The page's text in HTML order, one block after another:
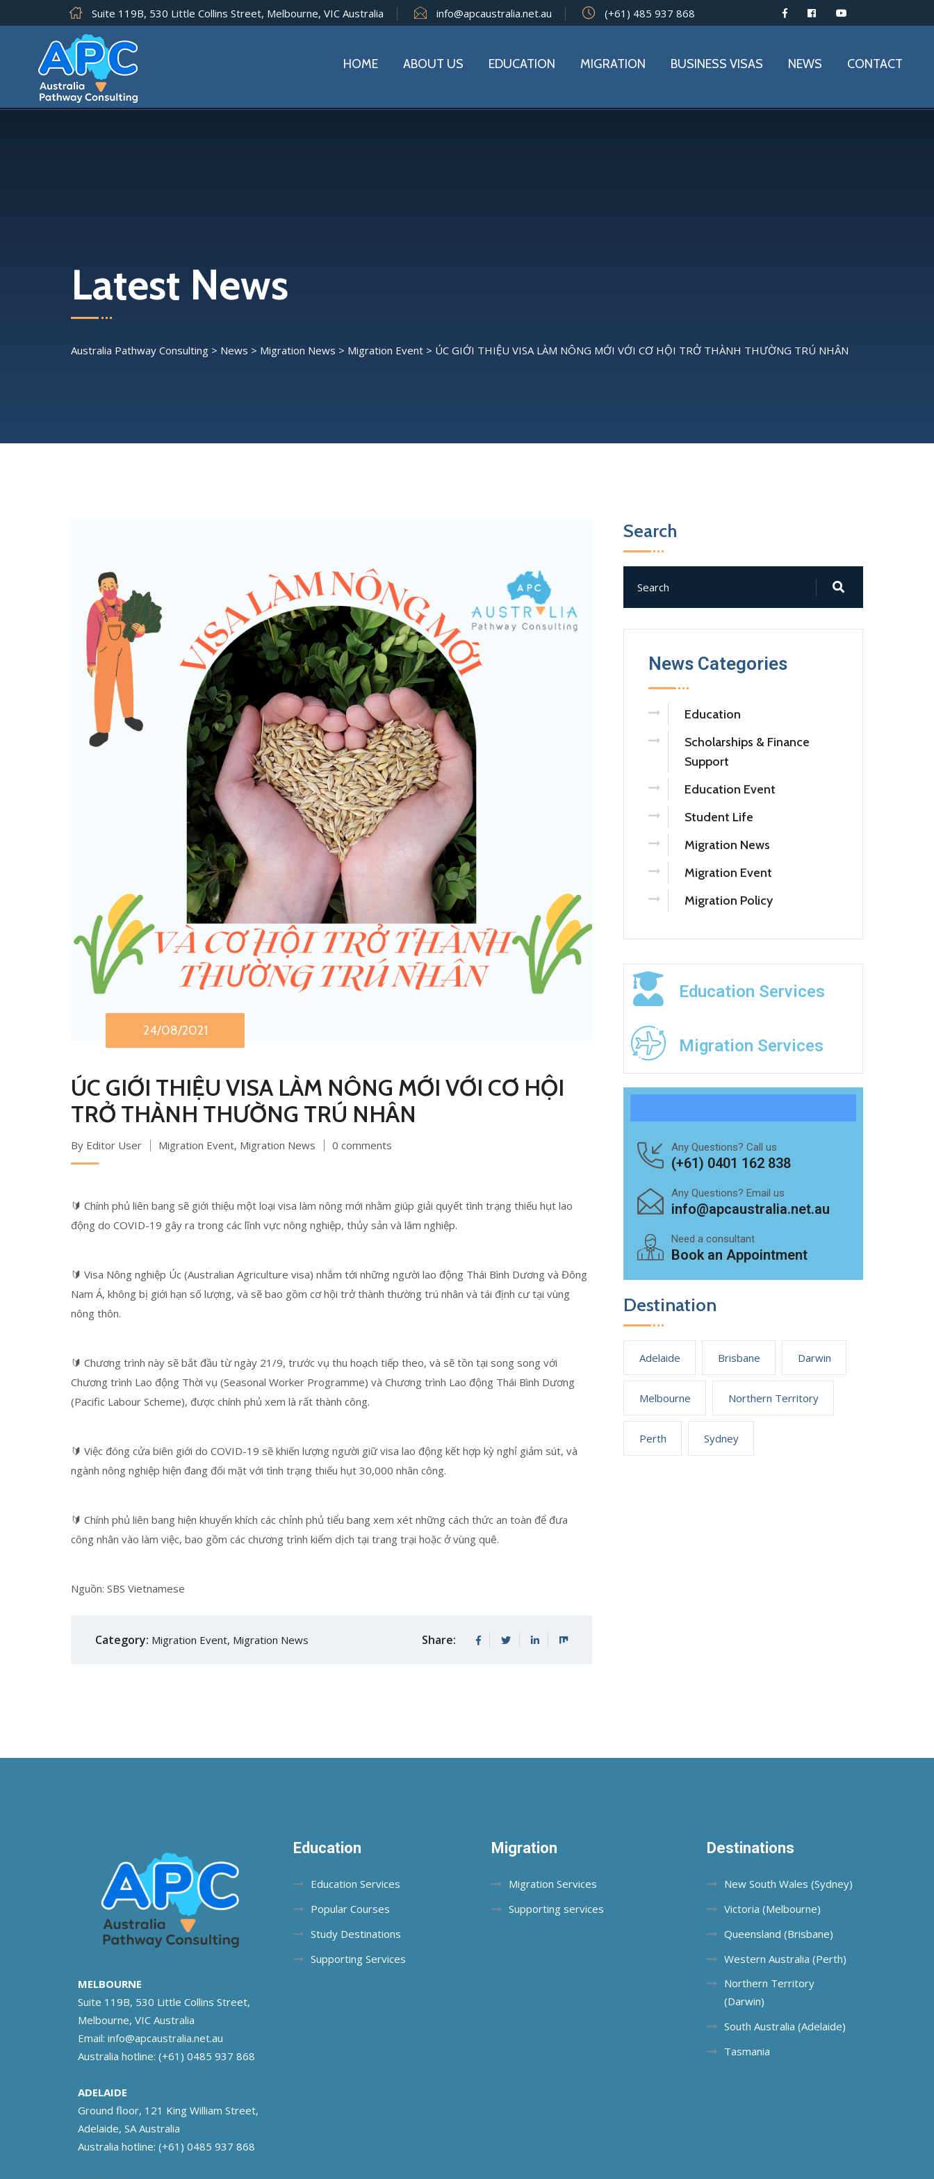
Suite 119B, 530 Little Collins Street, Melbourne, VIC Australia info@apcaustralia.net.au (+61) 485 937 868
HOME ABOUT US EDUCATION MIGRATION BUSINESS VISAS NEWS CONTACT
Latest News
Australia Pathway Consulting > News > Migration News > Migration Event > ÚC GIỚI THIỆU VISA LÀM NÔNG MỚI VỚI CƠ HỘI TRỞ THÀNH THƯỜNG TRÚ NHÂN
24/08/2021
ÚC GIỚI THIỆU VISA LÀM NÔNG MỚI VỚI CƠ HỘI
TRỞ THÀNH THƯỜNG TRÚ NHÂN
By Editor User Migration Event, Migration News 0 comments
🔰 Chính phủ liên bang sẽ giới thiệu một loại visa làm nông mới nhằm giúp giải quyết tình trạng thiếu hụt lao
động do COVID-19 gây ra trong các lĩnh vực nông nghiệp, thủy sản và lâm nghiệp.
🔰 Visa Nông nghiệp Úc (Australian Agriculture visa) nhắm tới những người lao động Thái Bình Dương và Đông
Nam Á, không bị giới hạn số lượng, và sẽ bao gồm cơ hội trở thành thường trú nhân và tái định cư tại vùng
nông thôn.
🔰 Chương trình này sẽ bắt đầu từ ngày 21/9, trước vụ thu hoạch tiếp theo, và sẽ tồn tại song song với
Chương trình Lao động Thời vụ (Seasonal Worker Programme) và Chương trình Lao động Thái Bình Dương
(Pacific Labour Scheme), được chính phủ xem là rất thành công.
🔰 Việc đóng cửa biên giới do COVID-19 sẽ khiến lượng người giữ visa lao động kết hợp kỳ nghỉ giảm sút, và
ngành nông nghiệp hiện đang đối mặt với tình trạng thiếu hụt 30,000 nhân công.
🔰 Chính phủ liên bang hiện khuyến khích các chỉnh phủ tiểu bang xem xét những cách thức an toàn để đưa
công nhân vào làm việc, bao gồm các chương trình kiểm dịch tại trang trại hoặc ở vùng quê.
Nguồn: SBS Vietnamese
Category: Migration Event, Migration News Share:
Search
News Categories
Education
Scholarships & Finance
Support
Education Event
Student Life
Migration News
Migration Event
Migration Policy
Education Services
Migration Services
Any Questions? Call us
(+61) 0401 162 838
Any Questions? Email us
info@apcaustralia.net.au
Need a consultant
Book an Appointment
Destination
Adelaide Brisbane Darwin
Melbourne Northern Territory
Perth Sydney
MELBOURNE
Suite 119B, 530 Little Collins Street,
Melbourne, VIC Australia
Email: info@apcaustralia.net.au
Australia hotline: (+61) 0485 937 868
ADELAIDE
Ground floor, 121 King William Street,
Adelaide, SA Australia
Australia hotline: (+61) 0485 937 868
Education
Education Services
Popular Courses
Study Destinations
Supporting Services
Migration
Migration Services
Supporting services
Destinations
New South Wales (Sydney)
Victoria (Melbourne)
Queensland (Brisbane)
Western Australia (Perth)
Northern Territory
(Darwin)
South Australia (Adelaide)
Tasmania